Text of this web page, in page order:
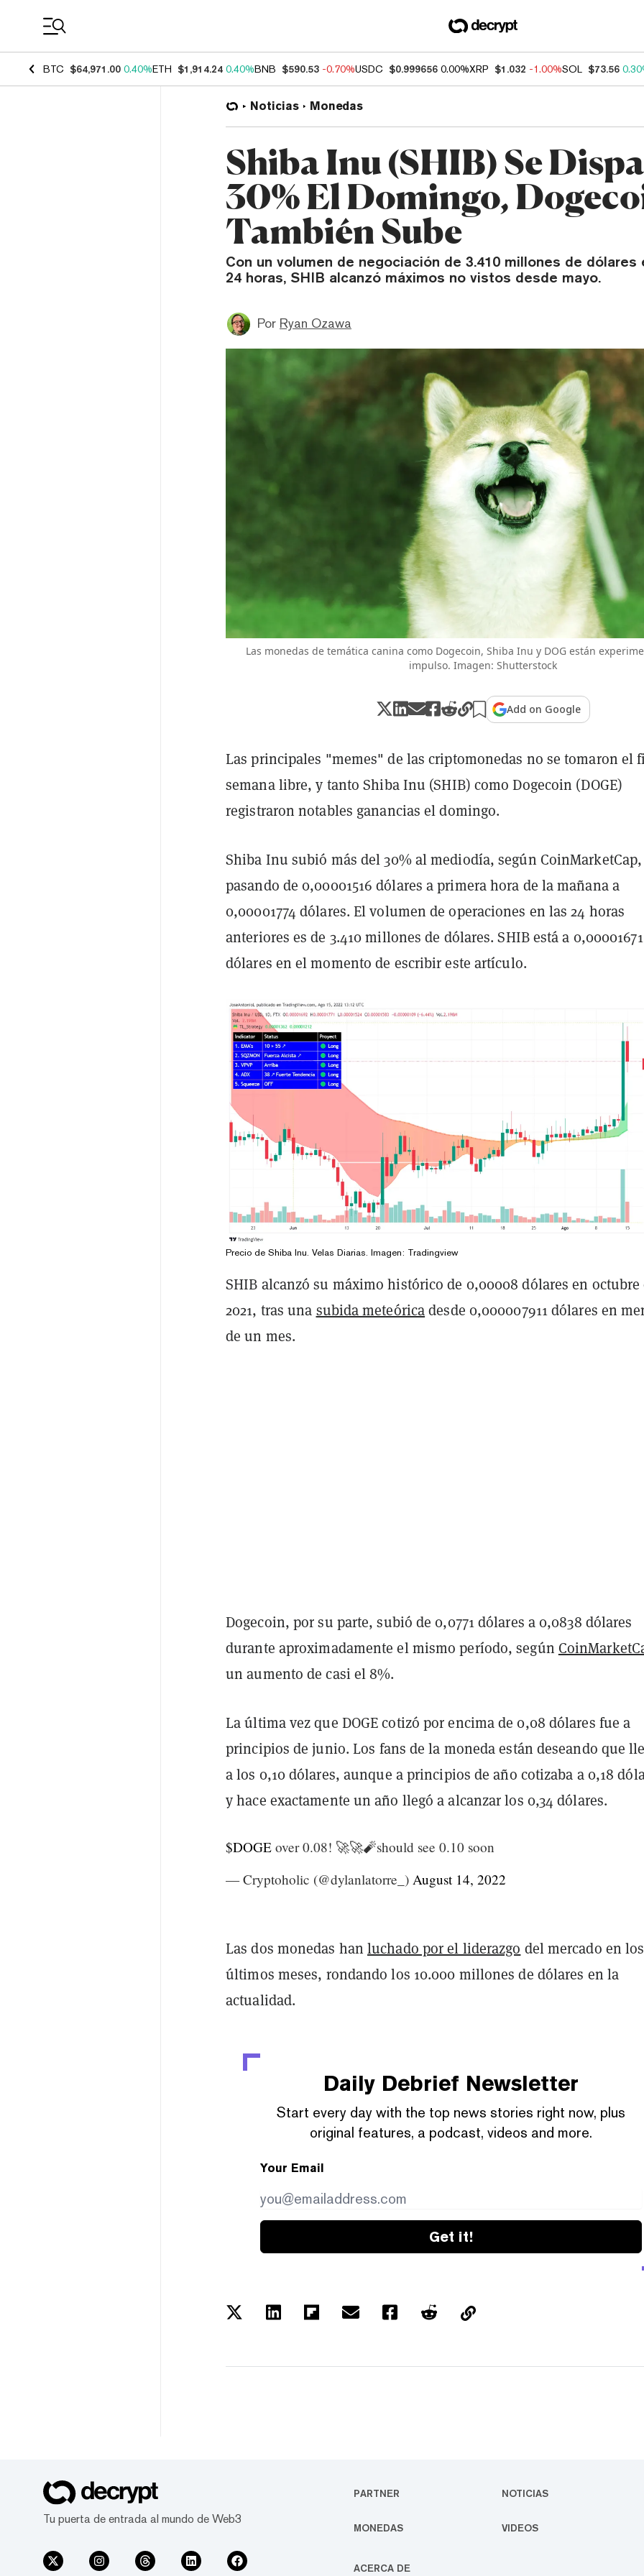
BTC $64,971.00 0.40%ETH $1,914.24 0.40%BNB $590.53 -0.70%USDC $0.999656 0.00%XRP $1.032 -1.00%SOL $73.56
Noticias Monedas
Shiba Inu (SHIB) Se
30% El Domingo,
También Sube
Con un volumen de negociación de 3.410 millones de dólares
24 horas, SHIB alcanzó máximos no vistos desde mayo.
Por Ryan Ozawa
Las monedas de temática canina como Dogecoin, Shiba Inu y DOG están
impulso. Imagen: Shutterstock
Add on Google
Las principales "memes" de las criptomonedas no se tomaron el
semana libre, y tanto Shiba Inu (SHIB) como Dogecoin (DOGE)
registraron notables ganancias el domingo.
Shiba Inu subió más del 30% al mediodía, según CoinMarketCap,
pasando de 0,00001516 dólares a primera hora de la mañana a
0,00001774 dólares. El volumen de operaciones en las 24 horas
anteriores es de 3.410 millones de dólares. SHIB está a 0,00001671
dólares en el momento de escribir este artículo.
Precio de Shiba Inu. Velas Diarias. Imagen: Tradingview
SHIB alcanzó su máximo histórico de 0,00008 dólares en octubre
2021, tras una subida meteóricadesde 0,000007911 dólares en
de un mes.
Dogecoin, por su parte, subió de 0,0771 dólares a 0,0838 dólares
durante aproximadamente el mismo período, según
un aumento de casi el 8%.
La última vez que DOGE cotizó por encima de 0,08 dólares fue a
principios de junio. Los fans de la moneda están deseando que
a los 0,10 dólares, aunque a principios de año cotizaba a 0,18
y hace exactamente un año llegó a alcanzar los 0,34 dólares.
$DOGE over 0.08! 🚀🚀🧨should see 0.10 soon
— Cryptoholic (@dylanlatorre_) August 14, 2022
Las dos monedas hanluchado por el liderazgo del mercado en los
últimos meses, rondando los 10.000 millones de dólares en la
actualidad.
Daily Debrief Newsletter
Start every day with the top news stories right now, plus
original features, a podcast, videos and more.
Your Email
Get it!
Tu puerta de entrada al mundo de Web3
PARTNER NOTICIAS
MONEDAS VIDEOS
ACERCA DE